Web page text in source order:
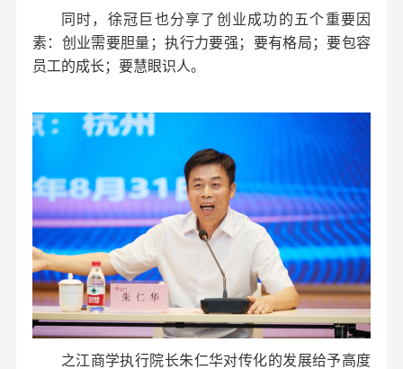
同时，徐冠巨也分享了创业成功的五个重要因
素：创业需要胆量；执行力要强；要有格局；要包容
员工的成长；要慧眼识人。
之江商学执行院长朱仁华对传化的发展给予高度